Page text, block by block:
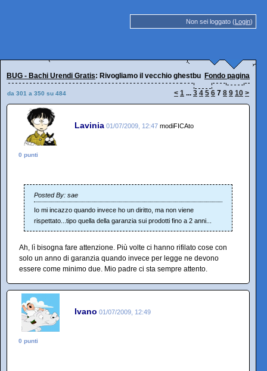
Non sei loggato (Login)
BUG - Bachi Urendi Gratis: Rivogliamo il vecchio ghestbuk!Fondo pagina
da 301 a 350 su 484 < 1 ... 3 4 5 6 7 8 9 10 >
Lavinia 01/07/2009, 12:47 modiFICAto
0 punti
Posted By: sae
Io mi incazzo quando invece ho un diritto, ma non viene
rispettato...tipo quella della garanzia sui prodotti fino a 2 anni...
Ah, lì bisogna fare attenzione. Più volte ci hanno rifilato cose con
solo un anno di garanzia quando invece per legge ne devono
essere come minimo due. Mio padre ci sta sempre attento.
Ivano 01/07/2009, 12:49
0 punti